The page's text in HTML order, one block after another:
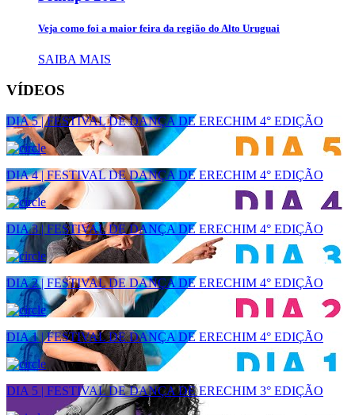
Veja como foi a maior feira da região do Alto Uruguai
SAIBA MAIS
VÍDEOS
DIA 5 | FESTIVAL DE DANÇA DE ERECHIM 4° EDIÇÃO
DIA 4 | FESTIVAL DE DANÇA DE ERECHIM 4° EDIÇÃO
DIA 3 | FESTIVAL DE DANÇA DE ERECHIM 4° EDIÇÃO
DIA 2 | FESTIVAL DE DANÇA DE ERECHIM 4° EDIÇÃO
DIA 1 | FESTIVAL DE DANÇA DE ERECHIM 4° EDIÇÃO
DIA 5 | FESTIVAL DE DANÇA DE ERECHIM 3° EDIÇÃO